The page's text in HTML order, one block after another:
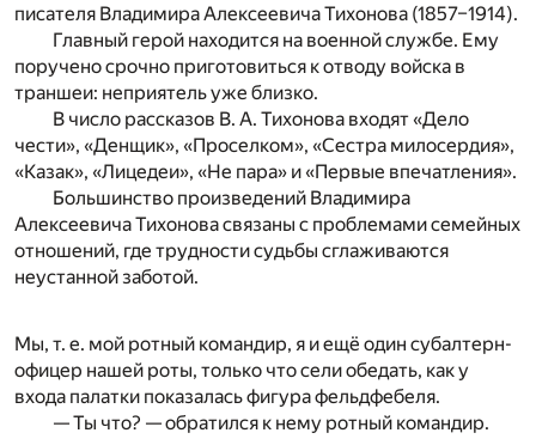
писателя Владимира Алексеевича Тихонова (1857–1914).
Главный герой находится на военной службе. Ему
поручено срочно приготовиться к отводу войска в
траншеи: неприятель уже близко.
В число рассказов В. А. Тихонова входят «Дело
чести», «Денщик», «Проселком», «Сестра милосердия»,
«Казак», «Лицедеи», «Не пара» и «Первые впечатления».
Большинство произведений Владимира
Алексеевича Тихонова связаны с проблемами семейных
отношений, где трудности судьбы сглаживаются
неустанной заботой.
Мы, т. е. мой ротный командир, я и ещё один субалтерн-
офицер нашей роты, только что сели обедать, как у
входа палатки показалась фигура фельдфебеля.
— Ты что? — обратился к нему ротный командир.